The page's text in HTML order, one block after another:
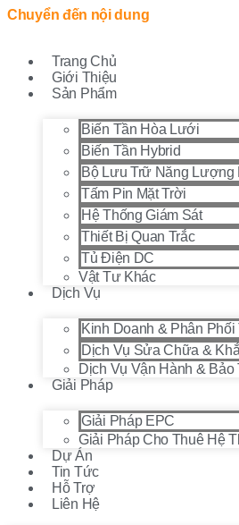
Chuyển đến nội dung
Trang Chủ
Giới Thiệu
Sản Phẩm
Biến Tần Hòa Lưới
Biến Tần Hybrid
Bộ Lưu Trữ Năng Lượng
Tấm Pin Mặt Trời
Hệ Thống Giám Sát
Thiết Bị Quan Trắc
Tủ Điện DC
Vật Tư Khác
Dịch Vụ
Kinh Doanh & Phân Phối
Dịch Vụ Sửa Chữa &
Dịch Vụ Vận Hành & Bảo
Giải Pháp
Giải Pháp EPC
Giải Pháp Cho Thuê Hệ
Dự Án
Tin Tức
Hỗ Trợ
Liên Hệ